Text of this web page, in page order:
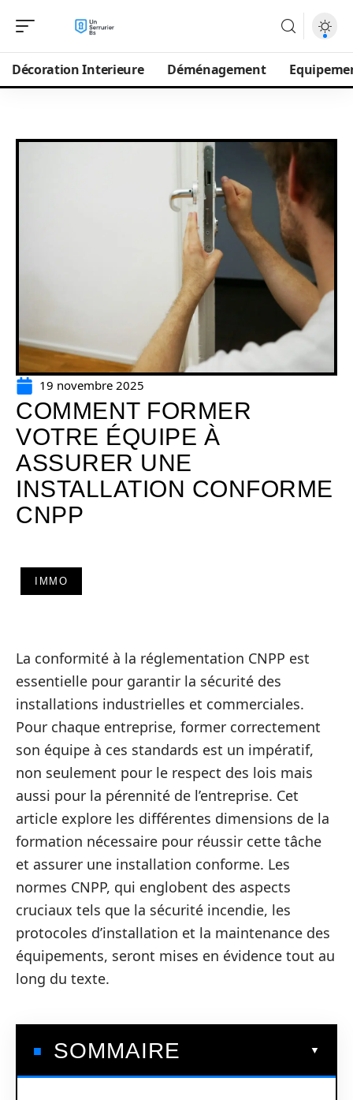
Décoration Interieure Déménagement
19 novembre 2025
COMMENT FORMER
VOTRE ÉQUIPE À
ASSURER UNE
INSTALLATION CONFORME
CNPP
IMMO
La conformité à la réglementation CNPP est
essentielle pour garantir la sécurité des
installations industrielles et commerciales.
Pour chaque entreprise, former correctement
son équipe à ces standards est un impératif,
non seulement pour le respect des lois mais
aussi pour la pérennité de l’entreprise. Cet
article explore les différentes dimensions de la
formation nécessaire pour réussir cette tâche
et assurer une installation conforme. Les
normes CNPP, qui englobent des aspects
cruciaux tels que la sécurité incendie, les
protocoles d’installation et la maintenance des
équipements, seront mises en évidence tout au
long du texte.
SOMMAIRE